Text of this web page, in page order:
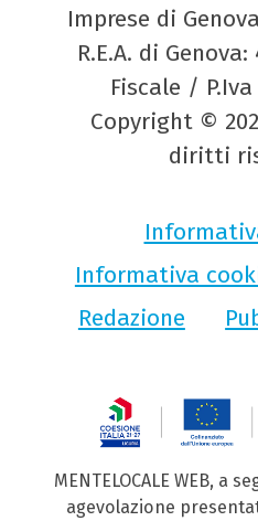
Imprese di
R.E.A. di
Fiscale / P.Iva
Copyright ©
diritti
Informativa
Redazione
MENTELOCALE WEB, a
agevolazione